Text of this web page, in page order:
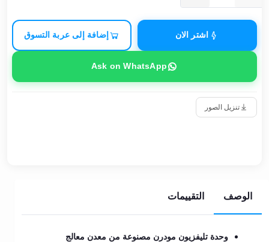
اشتر الان إضافة إلى عربة التسوق
Ask on WhatsApp
تنزيل الصور
الوصف التقييمات
وحدة تليفزيون مودرن مصنوعة من معدن معالج